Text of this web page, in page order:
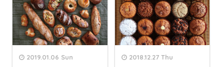
2019.01.06 Sun 2018.12.27 Thu